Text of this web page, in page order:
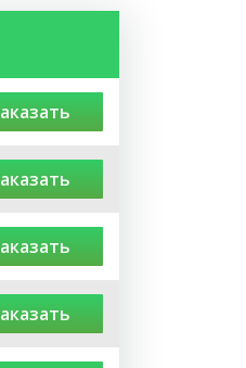
заказать
заказать
заказать
заказать